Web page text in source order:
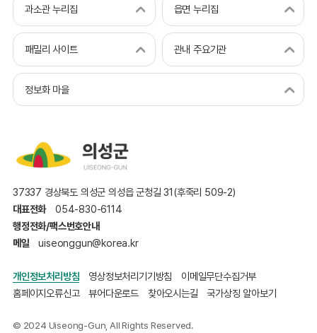
과소관 누리집 읍면 누리집
패밀리 사이트 관내 주요기관
정보화 마을
37337 경상북도 의성군 의성읍 군청길 31(후죽리 509-2)
대표전화
054-830-6114
행정전화/팩스번호안내
메일
uiseonggun@korea.kr
개인정보처리방침 영상정보처리기기방침
이메일무단수집거부
홈페이지오류신고
뷰어다운로드 찾아오시는길 국가상징 알아보기
© 2024 Uiseong-Gun, All Rights Reserved.